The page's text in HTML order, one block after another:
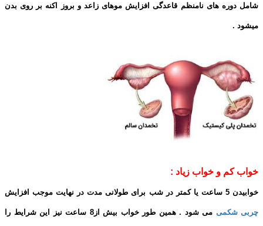
شامل دوره های نامنظم قاعدگی افزایش موهای زاعد و بروز اکنه بر روی بدن
میشود .
خواب کم و خواب زیاد :
خوابیدن 5 ساعت یا کمتر در شب برای طولانی مدت در نهایت موجب افزایش
چربی شکمی می شود . همین طور خواب بیش از8 ساعت نیز این شرایط را